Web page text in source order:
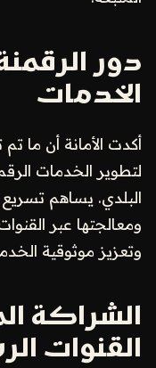
دور
الخدمات
أكدت الأمانة أن ما
لتطوير الخدمات
البلدي. يساهم تسريع
ومعالجتها عبر
وتعزيز موثوقية
الشراكة
القنوات